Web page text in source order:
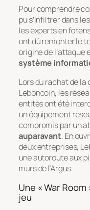
Pour comprendre
pu s’infiltrer dans
les experts en
ont dû remonter le
origine de l’attaque
système
Lors du rachat de
Leboncoin, les
entités ont été
un équipement
compromis par un
auparavant. En
deux entreprises,
une autoroute aux
murs de l’Argus.
Une « War
jeu